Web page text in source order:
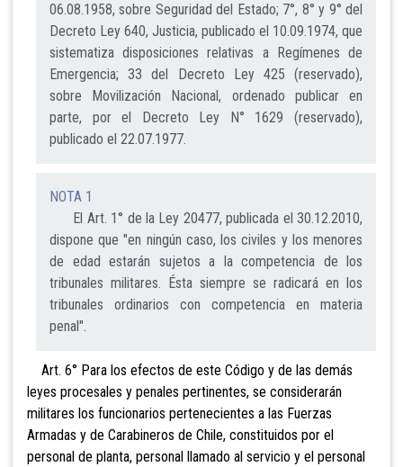
06.08.1958, sobre Seguridad del Estado; 7°, 8° y 9° del
Decreto Ley 640, Justicia, publicado el 10.09.1974, que
sistematiza disposiciones relativas a Regímenes de
Emergencia; 33 del Decreto Ley 425 (reservado),
sobre Movilización Nacional, ordenado publicar en
parte, por el Decreto Ley N° 1629 (reservado),
publicado el 22.07.1977.
NOTA 1
El Art. 1° de la Ley 20477, publicada el 30.12.2010,
dispone que "en ningún caso, los civiles y los menores
de edad estarán sujetos a la competencia de los
tribunales militares. Ésta siempre se radicará en los
tribunales ordinarios con competencia en materia
penal".
Art. 6° Para los efectos de este Código y de las demás
leyes procesales y penales pertinentes, se considerarán
militares los funcionarios pertenecientes a las Fuerzas
Armadas y de Carabineros de Chile, constituidos por el
personal de planta, personal llamado al servicio y el personal